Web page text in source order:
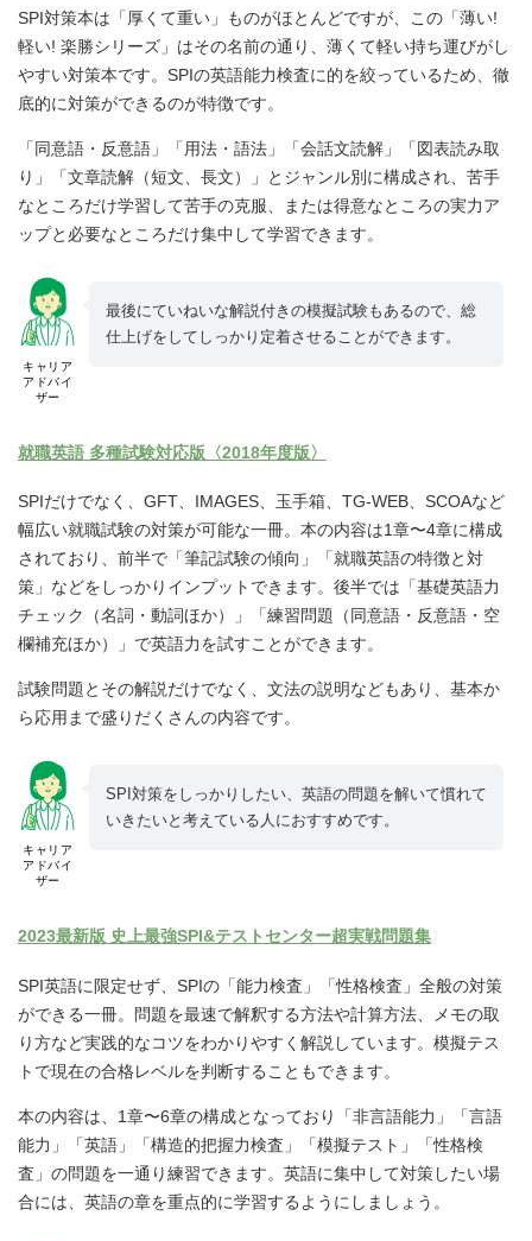
SPI対策本は「厚くて重い」ものがほとんどですが、この「薄い!
軽い! 楽勝シリーズ」はその名前の通り、薄くて軽い持ち運びがし
やすい対策本です。SPIの英語能力検査に的を絞っているため、徹
底的に対策ができるのが特徴です。
「同意語・反意語」「用法・語法」「会話文読解」「図表読み取
り」「文章読解（短文、長文）」とジャンル別に構成され、苦手
なところだけ学習して苦手の克服、または得意なところの実力ア
ップと必要なところだけ集中して学習できます。
キャリア
アドバイ
ザー
最後にていねいな解説付きの模擬試験もあるので、総
仕上げをしてしっかり定着させることができます。
就職英語 多種試験対応版〈2018年度版〉
SPIだけでなく、GFT、IMAGES、玉手箱、TG‐WEB、SCOAなど
幅広い就職試験の対策が可能な一冊。本の内容は1章〜4章に構成
されており、前半で「筆記試験の傾向」「就職英語の特徴と対
策」などをしっかりインプットできます。後半では「基礎英語力
チェック（名詞・動詞ほか）」「練習問題（同意語・反意語・空
欄補充ほか）」で英語力を試すことができます。
試験問題とその解説だけでなく、文法の説明などもあり、基本か
ら応用まで盛りだくさんの内容です。
キャリア
アドバイ
ザー
SPI対策をしっかりしたい、英語の問題を解いて慣れて
いきたいと考えている人におすすめです。
2023最新版 史上最強SPI&テストセンター超実戦問題集
SPI英語に限定せず、SPIの「能力検査」「性格検査」全般の対策
ができる一冊。問題を最速で解釈する方法や計算方法、メモの取
り方など実践的なコツをわかりやすく解説しています。模擬テス
トで現在の合格レベルを判断することもできます。
本の内容は、1章〜6章の構成となっており「非言語能力」「言語
能力」「英語」「構造的把握力検査」「模擬テスト」「性格検
査」の問題を一通り練習できます。英語に集中して対策したい場
合には、英語の章を重点的に学習するようにしましょう。